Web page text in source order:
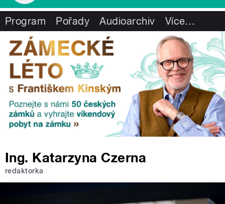
Program Pořady Audioarchiv Více…
Ing. Katarzyna Czerna
redaktorka